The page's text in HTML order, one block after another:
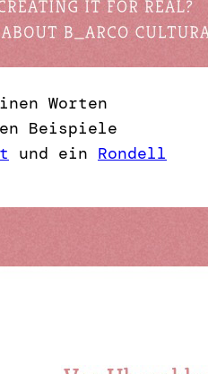
Worten
Beispiele
und ein Rondell